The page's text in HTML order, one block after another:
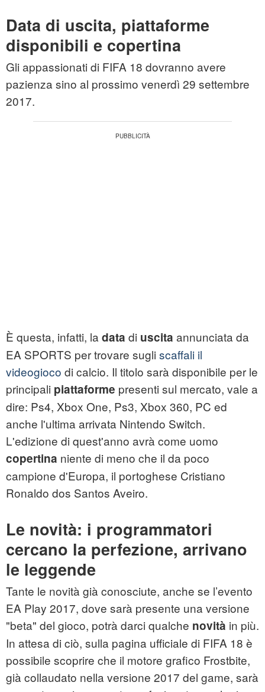
Data di uscita, piattaforme
disponibili e copertina
Gli appassionati di FIFA 18 dovranno avere
pazienza sino al prossimo venerdì 29 settembre
2017.
È questa, infatti, la data di uscita annunciata da
EA SPORTS per trovare sugli scaffali il
videogioco di calcio. Il titolo sarà disponibile per le
principali piattaforme presenti sul mercato, vale a
dire: Ps4, Xbox One, Ps3, Xbox 360, PC ed
anche l'ultima arrivata Nintendo Switch.
L'edizione di quest'anno avrà come uomo
copertina niente di meno che il da poco
campione d'Europa, il portoghese Cristiano
Ronaldo dos Santos Aveiro.
Le novità: i programmatori
cercano la perfezione, arrivano
le leggende
Tante le novità già conosciute, anche se l’evento
EA Play 2017, dove sarà presente una versione
"beta" del gioco, potrà darci qualche novità in più.
In attesa di ciò, sulla pagina ufficiale di FIFA 18 è
possibile scoprire che il motore grafico Frostbite,
già collaudato nella versione 2017 del game, sarà